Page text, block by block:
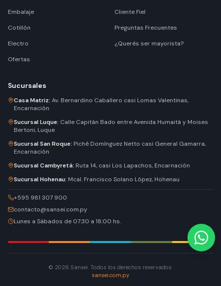
Embalaje
Cotillón
Electro
Ofertas
Cliente Fiel
Preguntas Frecuentes
¿Querés ser mayorista?
Sucursales
Casa Matriz: Av. Bernardino Caballero casi Lomas Valentinas,
Encarnación
Sucursal Luque: Calle Capitán Bado entre Avenida Humaitá y Moises
Bertoni, Luque
Sucursal San Roque: Piché Domínguez Netto casi General Gamarra,
Encarnación
Sucursal Cambyretá: Ruta 14, casi Los Lapachos, Encarnación
Sucursal Hohenau: Mcal. Francisco Solano López, Hohenau
+595 981 307 900
contacto@sansei.com.py
Lunes a Sábados de 07:30 a 18:00 hs.
© 2026 Sansei. Todos los derechos reservados.
sansei.com.py